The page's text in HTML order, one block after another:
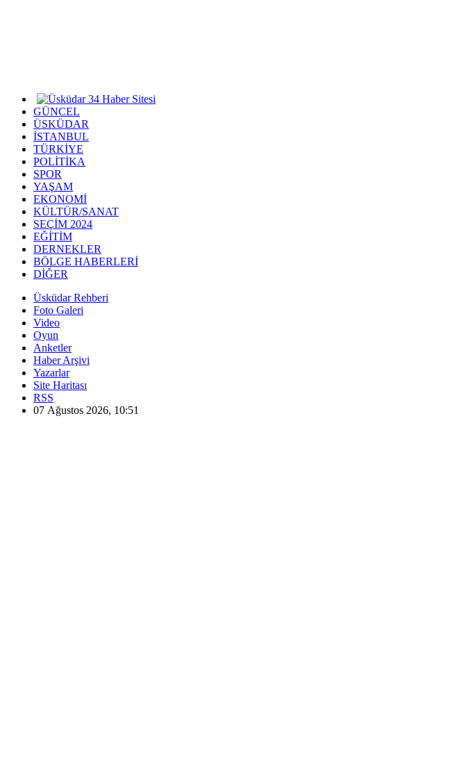
GÜNCEL
ÜSKÜDAR
İSTANBUL
TÜRKİYE
POLİTİKA
SPOR
YAŞAM
EKONOMİ
KÜLTÜR/SANAT
SEÇİM 2024
EĞİTİM
DERNEKLER
BÖLGE HABERLERİ
DİĞER
Üsküdar Rehberi
Foto Galeri
Video
Oyun
Anketler
Haber Arşivi
Yazarlar
Site Haritası
RSS
07 Ağustos 2026, 10:51